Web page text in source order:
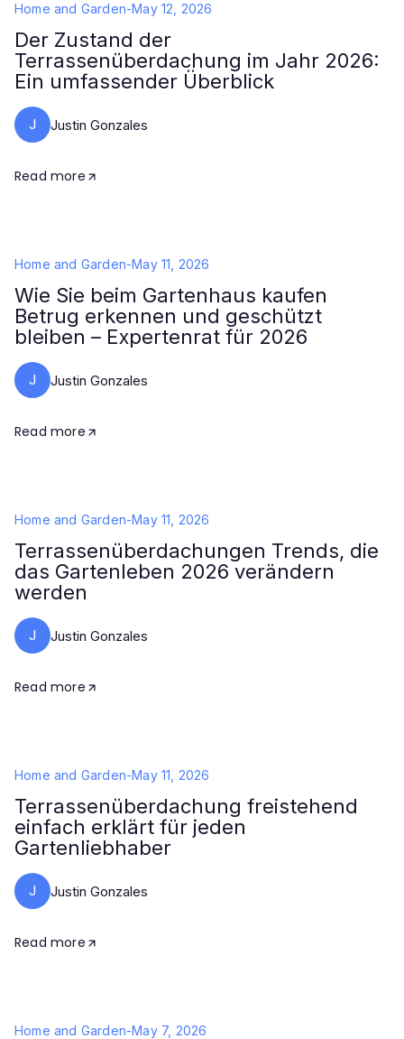
Home and Garden-May 12, 2026
Der Zustand der
Terrassenüberdachung im Jahr 2026:
Ein umfassender Überblick
J Justin Gonzales
Read more
Home and Garden-May 11, 2026
Wie Sie beim Gartenhaus kaufen
Betrug erkennen und geschützt
bleiben – Expertenrat für 2026
J Justin Gonzales
Read more
Home and Garden-May 11, 2026
Terrassenüberdachungen Trends, die
das Gartenleben 2026 verändern
werden
J Justin Gonzales
Read more
Home and Garden-May 11, 2026
Terrassenüberdachung freistehend
einfach erklärt für jeden
Gartenliebhaber
J Justin Gonzales
Read more
Home and Garden-May 7, 2026